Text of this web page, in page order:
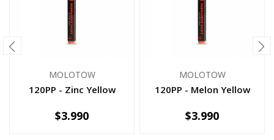
MOLOTOW
120PP - Zinc Yellow
+
$3.990
MOLOTOW
120PP - Melon Yellow
+
$3.990